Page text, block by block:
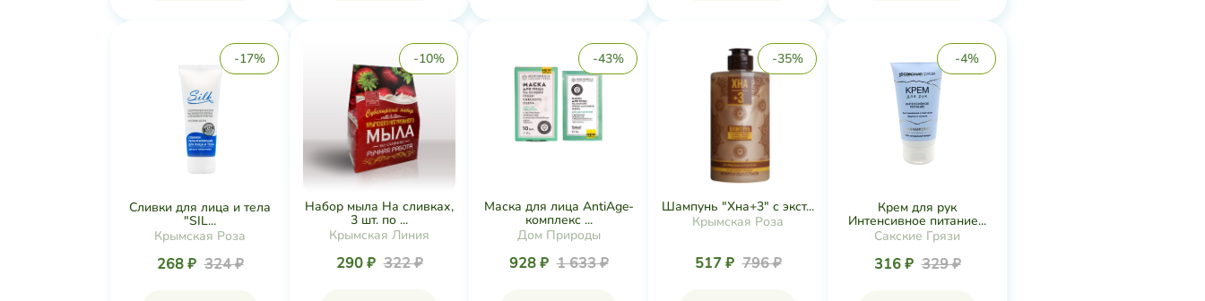
-17%
Сливки для лица и тела
"SIL...
Крымская Роза
268 ₽ 324 ₽
-10%
Набор мыла На сливках,
3 шт. по ...
Крымская Линия
290 ₽ 322 ₽
-43%
Маска для лица AntiAge-
комплекс ...
Дом Природы
928 ₽ 1 633 ₽
-35%
Шампунь "Хна+3" с экст...
Крымская Роза
517 ₽ 796 ₽
-4%
Крем для рук
Интенсивное питание...
Сакские Грязи
316 ₽ 329 ₽